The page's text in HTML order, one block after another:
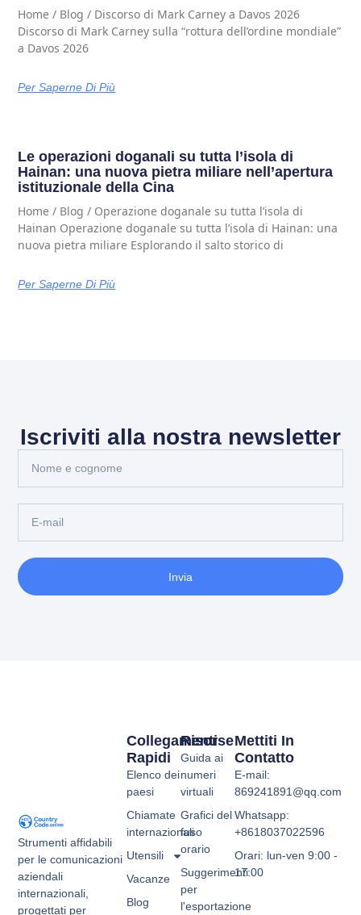
Home / Blog / Discorso di Mark Carney a Davos 2026
Discorso di Mark Carney sulla “rottura dell’ordine mondiale”
a Davos 2026
Per Saperne Di Più
Le operazioni doganali su tutta l’isola di
Hainan: una nuova pietra miliare nell’apertura
istituzionale della Cina
Home / Blog / Operazione doganale su tutta l’isola di
Hainan Operazione doganale su tutta l’isola di Hainan: una
nuova pietra miliare Esplorando il salto storico di
Per Saperne Di Più
Iscriviti alla nostra newsletter
Invia
Strumenti affidabili
per le comunicazioni
aziendali
internazionali,
progettati per
Risorse
Guida ai
numeri
virtuali
Grafici del
fuso
orario
Suggerimenti
per
l'esportazione
Collegamenti
Rapidi
Elenco dei
paesi
Chiamate
internazionali
Utensili
Vacanze
Blog
Mettiti In
Contatto
E-mail:
869241891@qq.com
Whatsapp:
+8618037022596
Orari: lun-ven 9:00 -
17:00